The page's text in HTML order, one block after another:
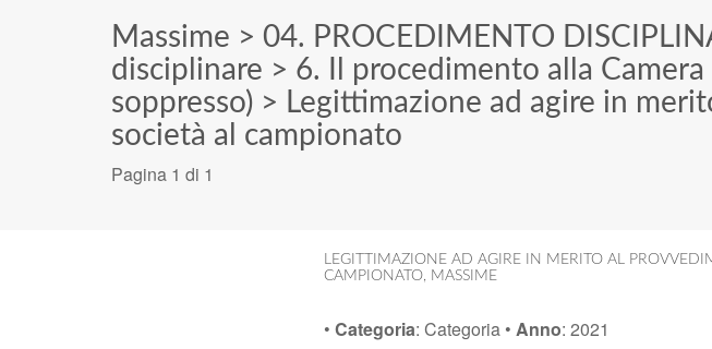
Massime > 04. PROCEDIMENTO
disciplinare > 6. Il procedimento alla
soppresso) > Legittimazione ad agire in
società al campionato
Pagina 1 di 1
LEGITTIMAZIONE AD AGIRE IN MERITO AL
CAMPIONATO, MASSIME
• Categoria: Categoria • Anno: 2021